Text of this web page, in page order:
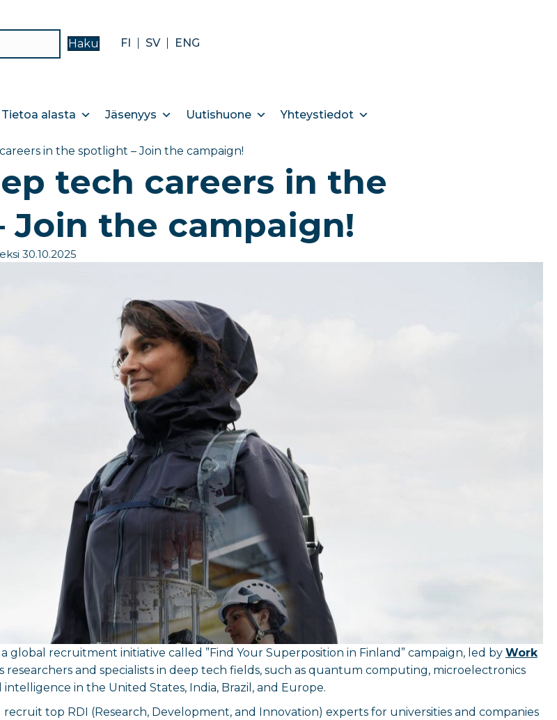
Haku FI SV ENG
Tietoa alasta Jäsenyys Uutishuone Yhteystiedot
in the spotlight – Join the campaign!
tech careers in the
Join the campaign!
30.10.2025
global recruitment initiative called ”Find Your Superposition in Finland”campaign, led by Work
researchers and specialists in deep tech fields, such as quantum computing, microelectronics
in the United States, India, Brazil, and Europe.
top RDI (Research, Development, and Innovation) experts for universities and companies